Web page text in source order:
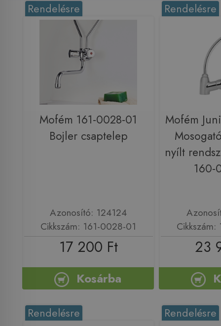
Rendelésre
Mofém 161-0028-01
Bojler csaptelep
Azonosító: 124124
Cikkszám: 161-0028-01
17 200 Ft
Kosárba
Rendelésre
Mofém
nyílt
160-
23
Rendelésre Rendelésre